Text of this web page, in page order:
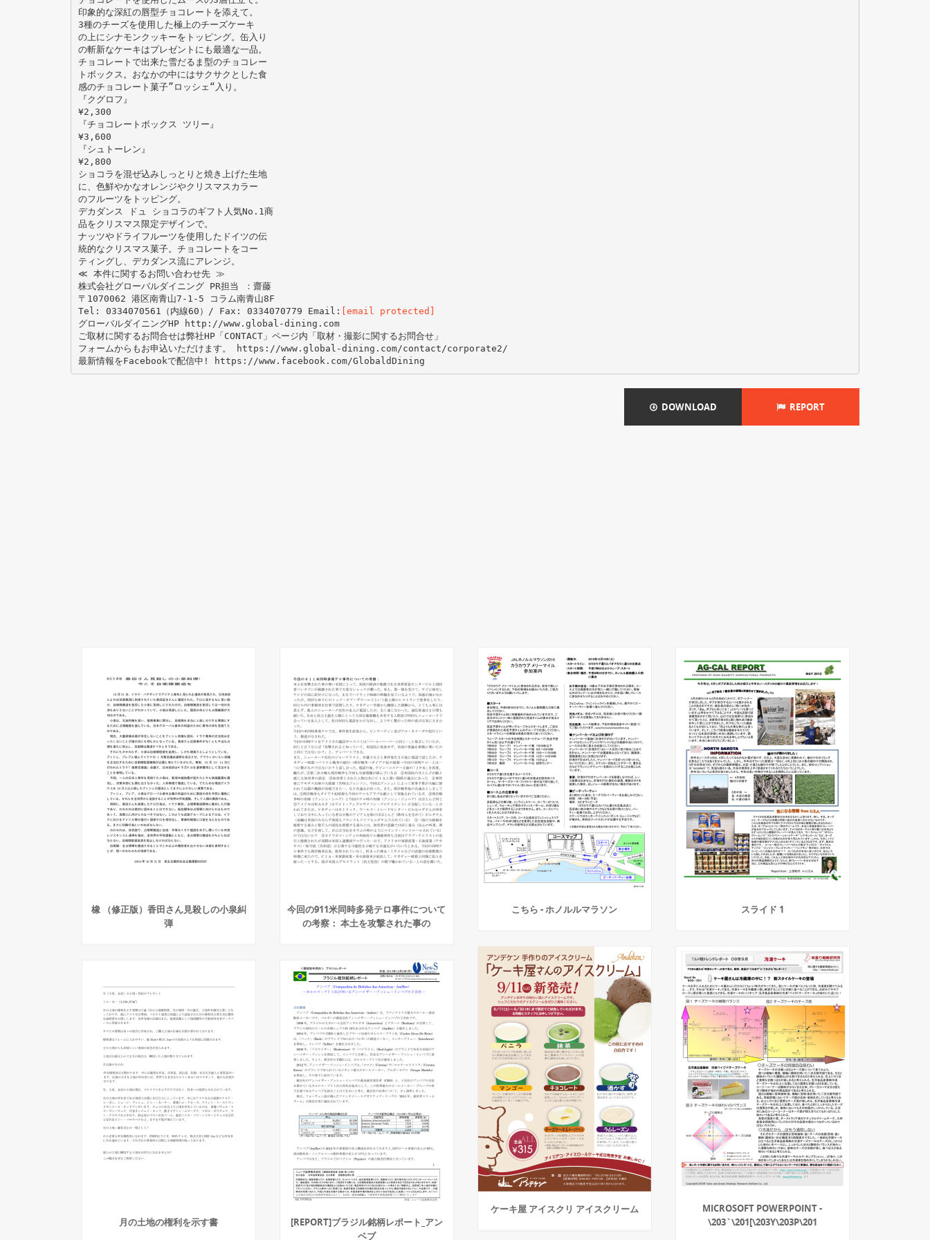
印象的な深紅の唇型チョコレートを添えて。
3種のチーズを使用した極上のチーズケーキ
の上にシナモンクッキーをトッピング。缶入り
の斬新なケーキはプレゼントにも最適な一品。
チョコレートで出来た雪だるま型のチョコレー
トボックス。おなかの中にはサクサクとした食
感のチョコレート菓子”ロッシェ“入り。
『クグロフ』
¥2,300
『チョコレートボックス ツリー』
¥3,600
『シュトーレン』
¥2,800
ショコラを混ぜ込みしっとりと焼き上げた生地
に、色鮮やかなオレンジやクリスマスカラー
のフルーツをトッピング。
デカダンス ドュ ショコラのギフト人気No.1商
品をクリスマス限定デザインで。
ナッツやドライフルーツを使用したドイツの伝
統的なクリスマス菓子。チョコレートをコー
ティングし、デカダンス流にアレンジ。
≪ 本件に関するお問い合わせ先 ≫
株式会社グローバルダイニング PR担当 ：齋藤
〒1070062 港区南青山7‐1‐5 コラム南青山8F
Tel: 0334070561（内線60）/ Fax: 0334070779 Email: [email protected]
グローバルダイニングHP http://www.global-dining.com
ご取材に関するお問合せは弊社HP「CONTACT」ページ内「取材・撮影に関するお問合せ」
フォームからもお申込いただけます。 https://www.global-dining.com/contact/corporate2/
DOWNLOAD REPORT
橡 （修正版）香田さん見殺しの小泉糾
弾
今回の911米同時多発テロ事件について
の考察： 本土を攻撃された事の
こちら - ホノルルマラソン スライド 1
ケーキ屋 アイスクリ アイスクリーム
MICROSOFT POWERPOINT -
\203`\201[\203Y\203P\201
月の土地の権利を示す書
[REPORT]ブラジル銘柄レポート_アン
ベブ